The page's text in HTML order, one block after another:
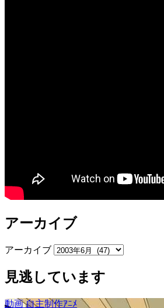
アーカイブ
アーカイブ
見逃しています
動画自主制作ｱﾆﾒ